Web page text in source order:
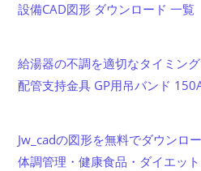
設備CAD図形 ダウンロード 一覧
給湯器の不調を適切なタイミン
配管支持金具 GP用吊バンド
Jw_cadの図形を無料でダウンロ
体調管理・健康食品・ダイエット